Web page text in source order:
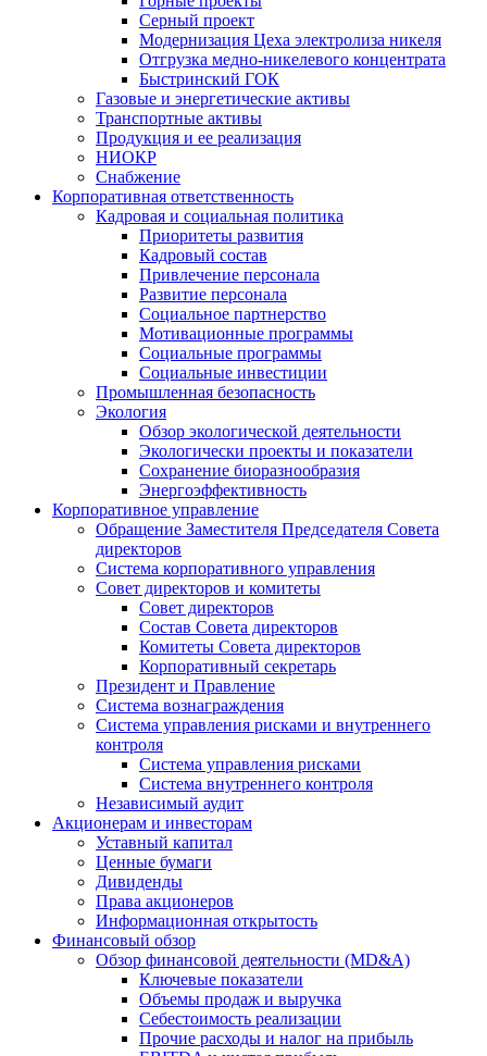
Серный проект
Модернизация Цеха электролиза никеля
Отгрузка медно-никелевого концентрата
Быстринский ГОК
Газовые и энергетические активы
Транспортные активы
Продукция и ее реализация
НИОКР
Снабжение
Корпоративная ответственность
Кадровая и социальная политика
Приоритеты развития
Кадровый состав
Привлечение персонала
Развитие персонала
Социальное партнерство
Мотивационные программы
Социальные программы
Социальные инвестиции
Промышленная безопасность
Экология
Обзор экологической деятельности
Экологически проекты и показатели
Сохранение биоразнообразия
Энергоэффективность
Корпоративное управление
Обращение Заместителя Председателя Совета
директоров
Система корпоративного управления
Совет директоров и комитеты
Совет директоров
Состав Совета директоров
Комитеты Совета директоров
Корпоративный секретарь
Президент и Правление
Система вознаграждения
Система управления рисками и внутреннего
контроля
Система управления рисками
Система внутреннего контроля
Независимый аудит
Акционерам и инвесторам
Уставный капитал
Ценные бумаги
Дивиденды
Права акционеров
Информационная открытость
Финансовый обзор
Обзор финансовой деятельности (MD&A)
Ключевые показатели
Объемы продаж и выручка
Себестоимость реализации
Прочие расходы и налог на прибыль